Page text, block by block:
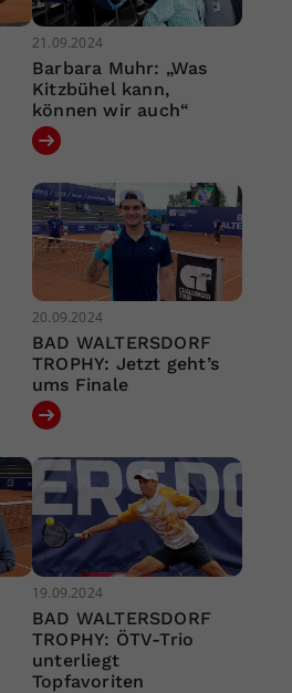
21.09.2024
Barbara Muhr: „Was
Kitzbühel kann,
können wir auch“
20.09.2024
BAD WALTERSDORF
TROPHY: Jetzt geht’s
ums Finale
19.09.2024
BAD WALTERSDORF
TROPHY: ÖTV-Trio
unterliegt
Topfavoriten